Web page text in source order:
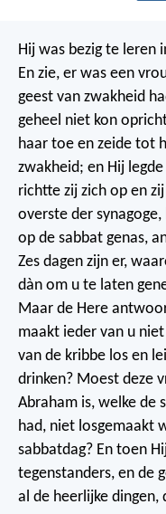
Hij was bezig te leren
En zie, er was een
geest van zwakheid
geheel niet kon
haar toe en zeide tot
zwakheid; en Hij
richtte zij zich op en
overste der
op de sabbat genas,
Zes dagen zijn er,
dàn om u te laten
Maar de Here
maakt ieder van u
van de kribbe los en
drinken? Moest deze
Abraham is, welke de
had, niet losgemaakt
sabbatdag? En toen
tegenstanders, en de
al de heerlijke dingen,